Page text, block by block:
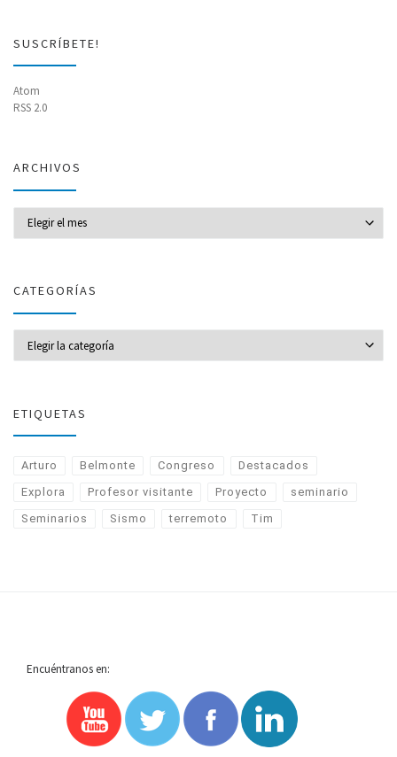
SUSCRÍBETE!
Atom
RSS 2.0
ARCHIVOS
CATEGORÍAS
ETIQUETAS
Arturo Belmonte Congreso Destacados
Explora Profesor visitante Proyecto seminario
Seminarios Sismo terremoto Tim
Encuéntranos en: